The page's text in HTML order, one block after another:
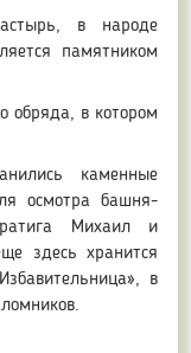
в народе
памятником
обряда, в котором
каменные
осмотра башня-
Михаил и
здесь хранится
в